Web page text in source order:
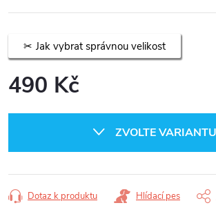
Jak vybrat správnou velikost
490 Kč
ZVOLTE VARIANTU
Dotaz k produktu Hlídací pes